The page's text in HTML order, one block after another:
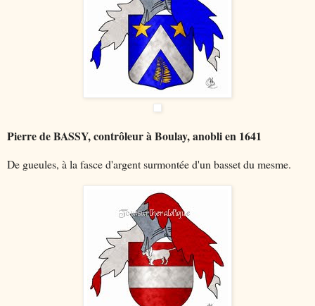
Pierre de BASSY, contrôleur à Boulay, anobli en 1641
De gueules, à la fasce d'argent surmontée d'un basset du mesme.